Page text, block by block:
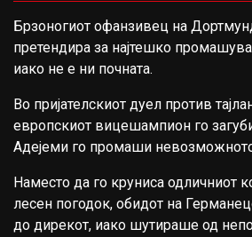
Брзоногиот офанзивец на
претендира за најтешко
иако не е ни почната.
Во пријателскиот дуел против
европскиот вицешампион го
Адејеми го промаши
Наместо да го круниса одличниот
лесен погодок, обидот на
до дирекот, иако шутираше од